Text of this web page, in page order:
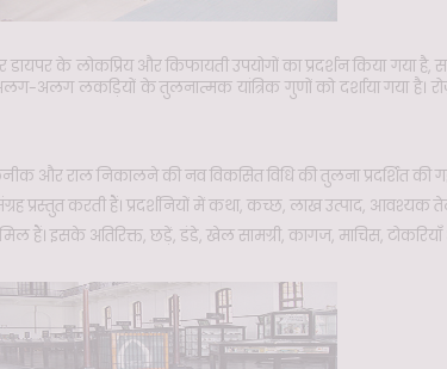
के लोकप्रिय और किफायती उपयोगों का प्रदर्शन किया गया
अलग लकड़ियों के तुलनात्मक यांत्रिक गुणों को दर्शाया गया
और राल निकालने की नव विकसित विधि की तुलना प्रदर्शित
प्रस्तुत करती हैं। प्रदर्शनियों में कथा, कच्छ, लाख उत्पाद, आवश्यक
हैं। इसके अतिरिक्त, छड़ें, डंडे, खेल सामग्री, कागज, माचिस, टोकरियाँ